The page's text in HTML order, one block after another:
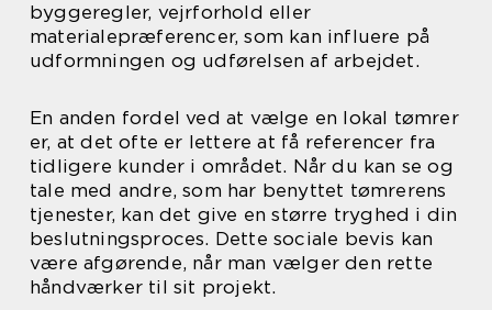
byggeregler, vejrforhold eller
materialepræferencer, som kan influere på
udformningen og udførelsen af arbejdet.
En anden fordel ved at vælge en lokal tømrer
er, at det ofte er lettere at få referencer fra
tidligere kunder i området. Når du kan se og
tale med andre, som har benyttet tømrerens
tjenester, kan det give en større tryghed i din
beslutningsproces. Dette sociale bevis kan
være afgørende, når man vælger den rette
håndværker til sit projekt.